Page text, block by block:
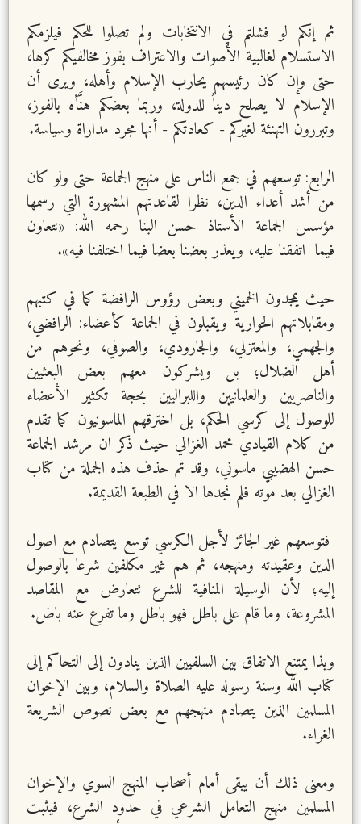
ثم إنكم لو فشلتم في الانتخابات ولم تصلوا للحكم فيلزمكم
الاستسلام لغالبية الأصوات والاعتراف بفوز مخالفيكم كرها،
حتى وإن كان رئيسهم يحارب الإسلام وأهله، ويرى أن
الإسلام لا يصلح ديناً للدولة، وربما بعضكم هنَّأه بالفوز،
وتبررون التهنئة لغيركم - كعادتكم - أنها مجرد مداراة وسياسة.
الرابع: توسعهم في جمع الناس على منهج الجماعة حتى ولو كان
من أشد أعداء الدين، نظرا لقاعدتهم المشهورة التي رسمها
مؤسس الجماعة الأستاذ حسن البنا رحمه الله: «نتعاون
فيما اتفقنا عليه، ويعذر بعضنا بعضا فيما اختلفنا فيه».
حيث يمجدون الخميني وبعض رؤوس الرافضة كما في كتبهم
ومقابلاتهم الحوارية ويقبلون في الجماعة كأعضاء: الرافضي،
والجهمي، والمعتزلي، والجارودي، والصوفي، ونحوهم من
أهل الضلال؛ بل ويشركون معهم بعض البعثيين
والناصريين والعلمانيين واللبراليين بحجة تكثير الأعضاء
للوصول إلى كرسي الحكم، بل اخترقهم الماسونيون كما تقدم
من كلام القيادي محمد الغزالي حيث ذكر ان مرشد الجماعة
حسن الهضيبي ماسوني، وقد تم حذف هذه الجملة من كتاب
الغزالي بعد موته فلم نجدها الا في الطبعة القديمة.
فتوسعهم غير الجائز لأجل الكرسي توسع يتصادم مع اصول
الدين وعقيدته ومنهجه، ثم هم غير مكلفين شرعا بالوصول
إليه؛ لأن الوسيلة المنافية للشرع تتعارض مع المقاصد
المشروعة، وما قام على باطل فهو باطل وما تفرع عنه باطل.
وبذا يمتنع الاتفاق بين السلفيين الذين ينادون إلى التحاكم إلى
كتاب الله وسنة رسوله عليه الصلاة والسلام، وبين الإخوان
المسلمين الذين يتصادم منهجهم مع بعض نصوص الشريعة
الغراء.
ومعنى ذلك أن يبقى أمام أصحاب المنهج السوي والإخوان
المسلمين منهج التعامل الشرعي في حدود الشرع، فيثبت